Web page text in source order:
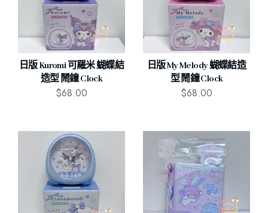
日版 Kuromi 可羅米 蝴蝶結
造型 鬧鐘 Clock
$68.00
日版 My Melody 蝴蝶結造
型 鬧鐘 Clock
$68.00